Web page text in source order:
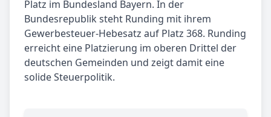
Platz im Bundesland Bayern. In der
Bundesrepublik steht Runding mit ihrem
Gewerbesteuer-Hebesatz auf Platz 368. Runding
erreicht eine Platzierung im oberen Drittel der
deutschen Gemeinden und zeigt damit eine
solide Steuerpolitik.